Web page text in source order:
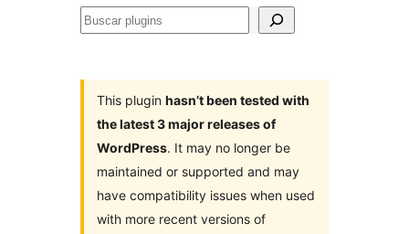
Buscar
This plugin hasn’t been tested with
the latest 3 major releases of
WordPress. It may no longer be
maintained or supported and may
have compatibility issues when used
with more recent versions of